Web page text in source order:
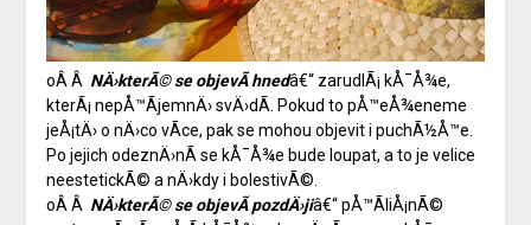
oÂ Â NÄ›kterÃ© se objevÃ­ hnedâ€“ zarudlÃ¡ kÅ¯Å¾e,
kterÃ¡ nepÅ™Ã­jemnÄ› svÄ›dÃ­. Pokud to pÅ™eÅ¾eneme
jeÅ¡tÄ› o nÄ›co vÃ­ce, pak se mohou objevit i puchÃ½Å™e.
Po jejich odeznÄ›nÃ­ se kÅ¯Å¾e bude loupat, a to je velice
neestetickÃ© a nÄ›kdy i bolestivÃ©.
oÂ Â NÄ›kterÃ© se objevÃ­ pozdÄ›jiâ€“ pÅ™Ã­liÅ¡nÃ©